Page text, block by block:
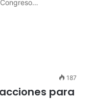
187
para